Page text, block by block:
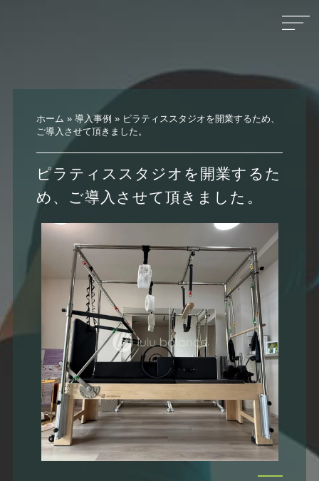
ホーム » 導入事例 » ピラティススタジオを開業するため、
ご導入させて頂きました。
ピラティススタジオを開業するた
め、ご導入させて頂きました。